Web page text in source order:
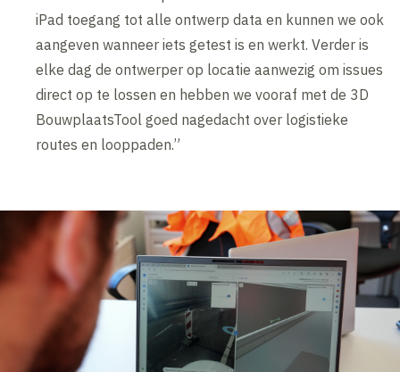
iPad toegang tot alle ontwerp data en kunnen we ook
aangeven wanneer iets getest is en werkt. Verder is
elke dag de ontwerper op locatie aanwezig om issues
direct op te lossen en hebben we vooraf met de 3D
BouwplaatsTool goed nagedacht over logistieke
routes en looppaden.”